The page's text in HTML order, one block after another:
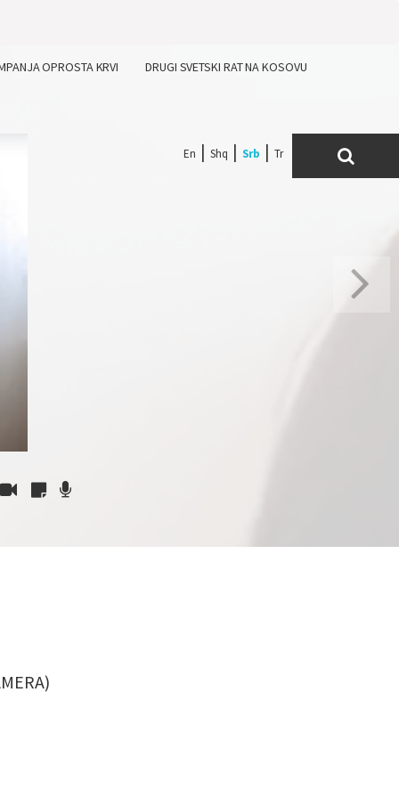
OPROSTA KRVI DRUGI SVETSKI RAT NA KOSOVU
En Shq Srb